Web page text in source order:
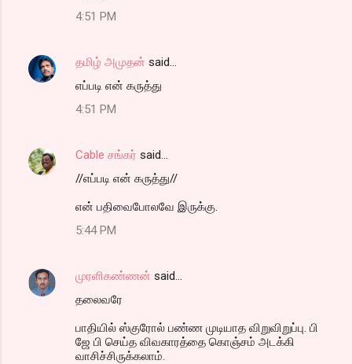
4:51 PM
தமிழ் அமுதன் said…
எப்படி என் கருத்து
4:51 PM
Cable சங்கர் said…
//எப்படி என் கருத்து//
என் பதிவைபோலவே இருக்கு.
5:44 PM
முரளிகண்ணன் said…
தலைவரே
பாதியில் ஸ்குரோல் பண்ண முடியாத விறுவிறுப்பு. பி
ஜே பி செய்த விவகாரத்தை கொஞ்சம் அடக்கி
வாசிச்சிருக்கலாம்.